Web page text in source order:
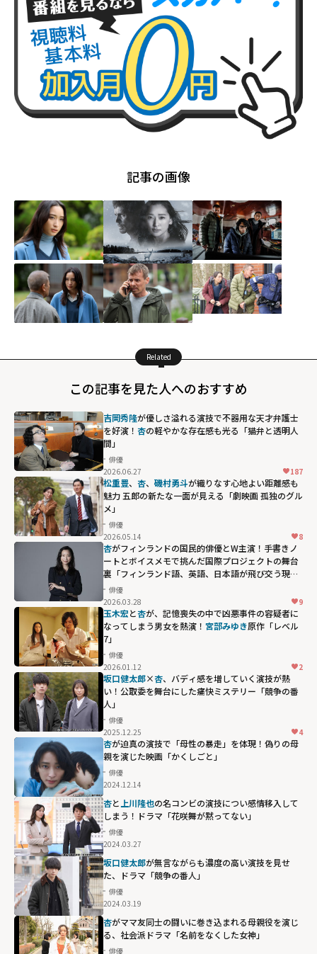
記事の画像
Related
この記事を見た人へのおすすめ
吉岡秀隆が優しさ溢れる演技で不器用な天才弁護士
を好演！ 杏の軽やかな存在感も光る「猫弁と透明人
間」
俳優
2026.06.27
187
松重豊、 杏、 磯村勇斗が織りなす心地よい距離感も
魅力 五郎の新たな一面が見える「劇映画 孤独のグル
メ」
俳優
2026.05.14
8
杏がフィンランドの国民的俳優とW主演！手書きノ
ートとボイスメモで挑んだ国際プロジェクトの舞台
裏「フィンランド語、英語、日本語が飛び交う現場
でした」
俳優
2026.03.28
9
玉木宏と杏が、記憶喪失の中で凶悪事件の容疑者に
なってしまう男女を熱演！ 宮部みゆき原作「レベル
7」
俳優
2026.01.12
2
坂口健太郎×杏、バディ感を増していく演技が熱
い！公取委を舞台にした痛快ミステリー「競争の番
人」
俳優
2025.12.25
4
杏が迫真の演技で「母性の暴走」を体現！偽りの母
親を演じた映画「かくしごと」
俳優
2024.12.14
杏と 上川隆也の名コンビの演技につい感情移入して
しまう！ドラマ「花咲舞が黙ってない」
俳優
2024.03.27
坂口健太郎が無言ながらも濃度の高い演技を見せ
た、ドラマ「競争の番人」
俳優
2024.03.19
杏がママ友同士の闘いに巻き込まれる母親役を演じ
る、社会派ドラマ「名前をなくした女神」
俳優